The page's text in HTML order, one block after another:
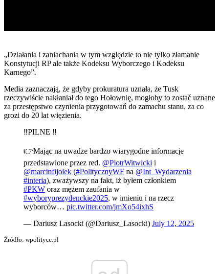
„Działania i zaniachania w tym względzie to nie tylko złamanie
Konstytucji RP ale także Kodeksu Wyborczego i Kodeksu
Karnego”.
Media zaznaczają, że gdyby prokuratura uznała, że Tusk
rzeczywiście nakłaniał do tego Hołownię, mogłoby to zostać uznane
za przestępstwo czynienia przygotowań do zamachu stanu, za co
grozi do 20 lat więzienia.
‼️PILNE ‼️
👉Mając na uwadze bardzo wiarygodne informacje
przedstawione przez red. @PiotrWitwicki i
@marcinfijolek (#PolitycznyWF na @Int_Wydarzenia
#interia), zważywszy na fakt, iż byłem członkiem
#PKW oraz mężem zaufania w
#wyboryprezydenckie2025, w imieniu i na rzecz
wyborców… pic.twitter.com/jmXo54ixhS
— Dariusz Lasocki (@Dariusz_Lasocki) July 12, 2025
Źródło: wpolityce.pl